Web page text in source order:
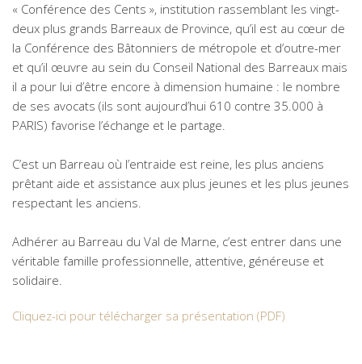
« Conférence des Cents », institution rassemblant les vingt-
deux plus grands Barreaux de Province, qu’il est au cœur de
la Conférence des Bâtonniers de métropole et d’outre-mer
et qu’il œuvre au sein du Conseil National des Barreaux mais
il a pour lui d’être encore à dimension humaine : le nombre
de ses avocats (ils sont aujourd’hui 610 contre 35.000 à
PARIS) favorise l’échange et le partage.
C’est un Barreau où l’entraide est reine, les plus anciens
prêtant aide et assistance aux plus jeunes et les plus jeunes
respectant les anciens.
Adhérer au Barreau du Val de Marne, c’est entrer dans une
véritable famille professionnelle, attentive, généreuse et
solidaire.
Cliquez-ici pour télécharger sa présentation (PDF)